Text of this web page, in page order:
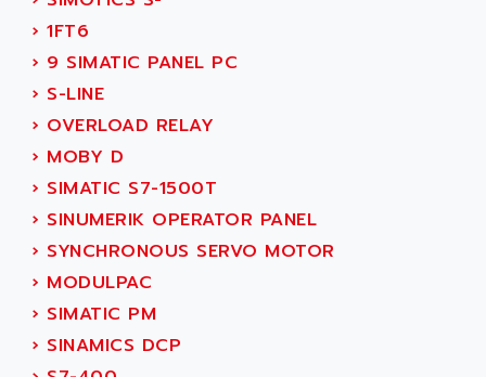
ALTIVAR 66
MICROMASTER
SQUARE D
SY/MAX
ADVANTYS
APRIL 3000
VT5000
VT3000
VT
VSPA1
FERROMATIK PMC 1000
VT100
AEG
AEG MODICON
AEL CRYSTALS
AEM
AEP
AERMEC
AERO - SHARP
AEROBAR
AEROSEC INDUSTRIE
AEROTECH
AES
› 1FT6
› 9 SIMATIC PANEL PC
› S-LINE
› OVERLOAD RELAY
› MOBY D
› SIMATIC S7-1500T
› SINUMERIK OPERATOR PANEL
› SYNCHRONOUS SERVO MOTOR
› MODULPAC
› SIMATIC PM
› SINAMICS DCP